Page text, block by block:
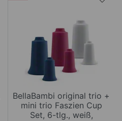
BellaBambi original trio +
mini trio Faszien Cup
Set, 6-tlg., weiß,